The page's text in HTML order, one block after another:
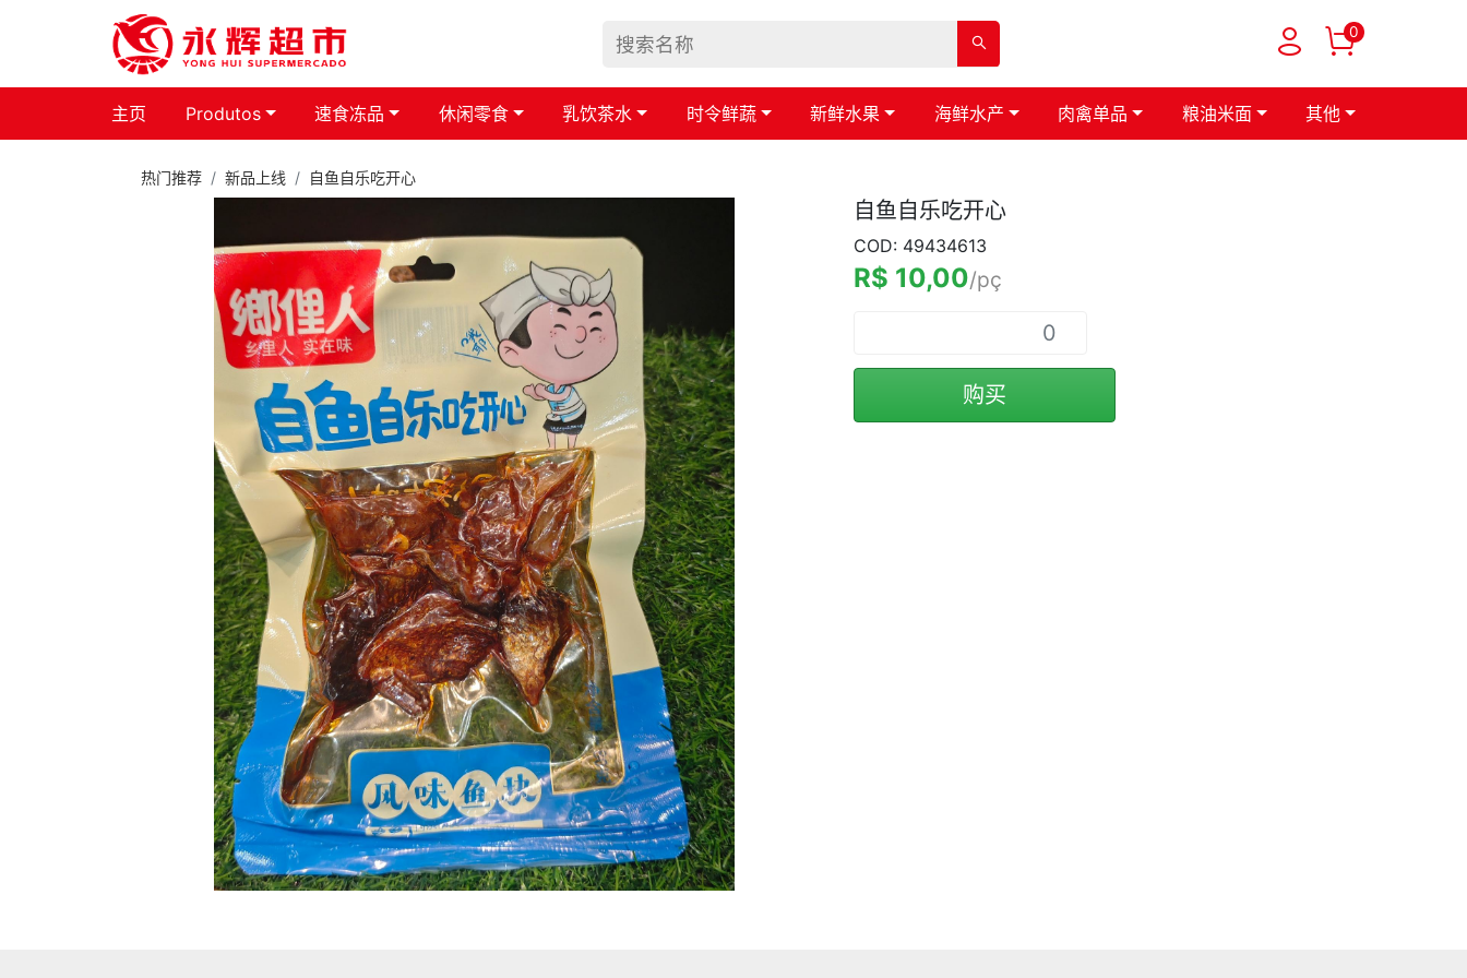
0
主页 Produtos 速食冻品 休闲零食 乳饮茶水 时令鲜蔬 新鲜水果 海鲜水产 肉禽单品 粮油米面 其他
热门推荐 新品上线 自鱼自乐吃开心
自鱼自乐吃开心
COD: 49434613
R$ 10,00/pç
购买